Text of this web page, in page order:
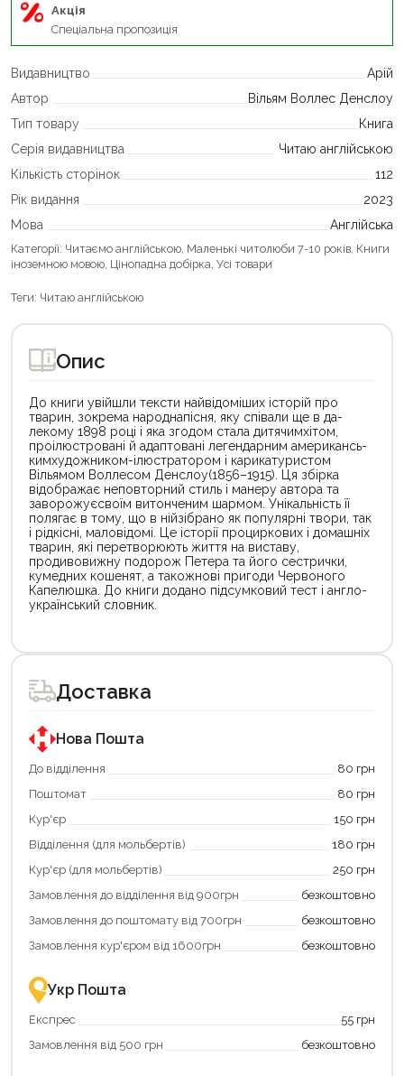
Акція
Спеціальна пропозиція
Видавництво
Арій
Автор
Вільям Воллес Денслоу
Тип товару
Книга
Серія видавництва
Читаю англійською
Кількість сторінок
112
Рік видання
2023
Мова
Англійська
Категорії: Читаємо англійською Маленькі читолюби 7-10 років Книги
іноземною мовою Цінопадна добірка Усі товари
Теги: Читаю англійською
Опис
До книги увійшли тексти найвідоміших історій про
тварин, зокрема народнапісня, яку співали ще в да­
лекому 1898 році і яка згодом стала дитячимхітом,
проілюстровані й адаптовані легендарним американсь­
кимхудожником-ілюстратором і карикатуристом
Вільямом Воллесом Денслоу(1856–1915). Ця збірка
відображає неповторний стиль і манеру автора та
заворожуєсвоїм витонченим шармом. Унікальність її
полягає в тому, що в нійзібрано як популярні твори, так
і рідкісні, маловідомі. Це історії проциркових і домашніх
тварин, які перетворюють життя на виставу,
продивовижну подорож Петера та його сестрички,
кумедних кошенят, а такожнові пригоди Червоного
Капелюшка. До книги додано підсумковий тест і англо-
український словник.
товар
для
покупки
державною
програмою
«Національний
кешбек».
покупку
«Національний
кешбек»
та
отримуйте
повернення
Економте
більше
-
із
державною
Доставка
Нова Пошта
До відділення
80 грн
Поштомат
80 грн
Кур'єр
150 грн
Відділення (для мольбертів)
180 грн
Кур'єр (для мольбертів)
250 грн
Замовлення до відділення від 900грн
безкоштовно
Замовлення до поштомату від 700грн
безкоштовно
Замовлення кур'єром від 1600грн
безкоштовно
Укр Пошта
Експрес
55 грн
Замовлення від 500 грн
безкоштовно